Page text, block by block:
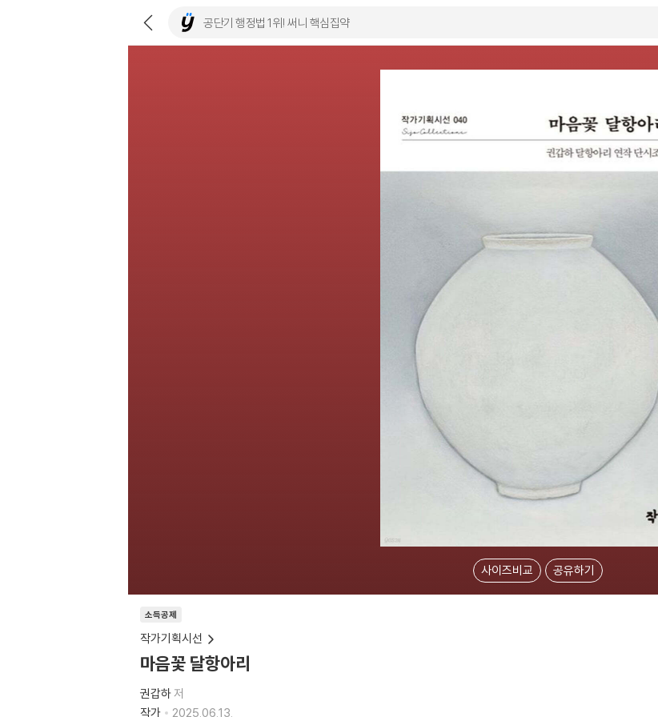
사이즈비교 공유하기
소득공제
작가기획시선
마음꽃 달항아리
권갑하저
작가
2025.06.13.